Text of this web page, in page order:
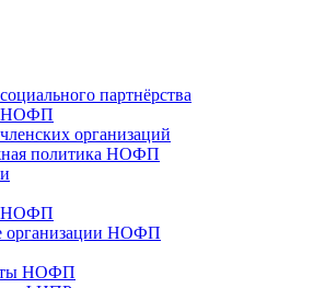
партнёрства
НОФП
организаций
политика НОФП
НОФП
организации НОФП
НОФП